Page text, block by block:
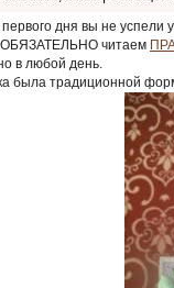
дня вы не успели
ОБЯЗАТЕЛЬНО читаем
в любой день.
была традиционной